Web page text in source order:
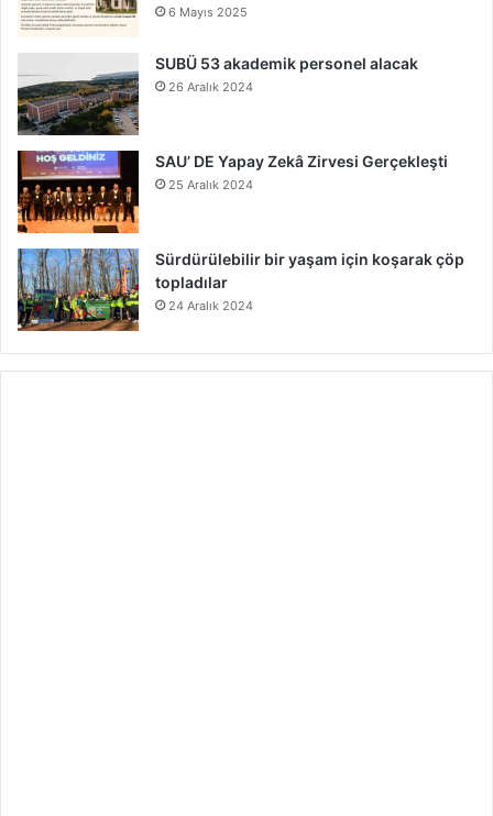
6 Mayıs 2025
SUBÜ 53 akademik personel alacak
26 Aralık 2024
SAU’ DE Yapay Zekâ Zirvesi Gerçekleşti
25 Aralık 2024
Sürdürülebilir bir yaşam için koşarak çöp
topladılar
24 Aralık 2024